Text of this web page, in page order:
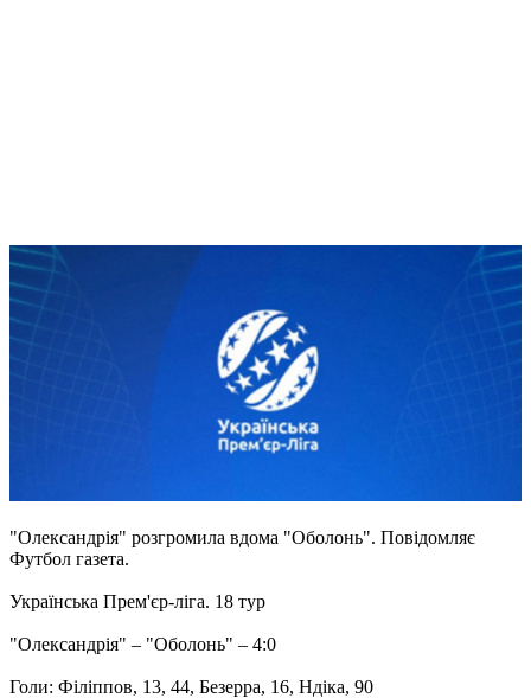
"Олександрія" розгромила вдома "Оболонь". Повідомляє
Футбол газета.
Українська Прем'єр-ліга. 18 тур
"Олександрія" – "Оболонь" – 4:0
Голи: Філіппов, 13, 44, Безерра, 16, Ндіка, 90